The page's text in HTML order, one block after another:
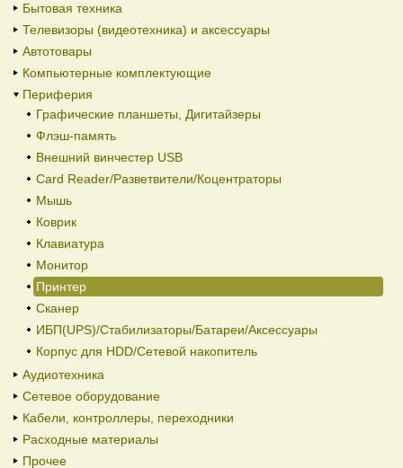
Бытовая техника
Телевизоры (видеотехника) и аксессуары
Автотовары
Компьютерные комплектующие
Периферия
Графические планшеты, Дигитайзеры
Флэш-память
Внешний винчестер USB
Card Reader/Разветвители/Коцентраторы
Мышь
Коврик
Клавиатура
Монитор
Принтер
Сканер
ИБП(UPS)/Стабилизаторы/Батареи/Аксессуары
Корпус для HDD/Cетевой накопитель
Аудиотехника
Сетевое оборудование
Кабели, контроллеры, переходники
Расходные материалы
Прочее